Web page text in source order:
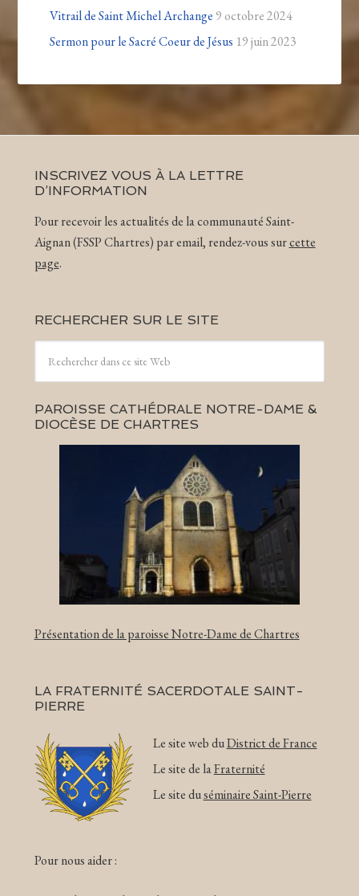
Vitrail de Saint Michel Archange 9 octobre 2024
Sermon pour le Sacré Coeur de Jésus 19 juin 2023
INSCRIVEZ VOUS À LA LETTRE
D’INFORMATION
Pour recevoir les actualités de la communauté Saint-
Aignan (FSSP Chartres) par email, rendez-vous surcette
page.
RECHERCHER SUR LE SITE
PAROISSE CATHÉDRALE NOTRE-DAME &
DIOCÈSE DE CHARTRES
Présentation de la paroisse Notre-Dame de Chartres
LA FRATERNITÉ SACERDOTALE SAINT-
PIERRE
Le site web duDistrict de France
Le site de laFraternité
Le site duséminaire Saint-Pierre
Pour nous aider :